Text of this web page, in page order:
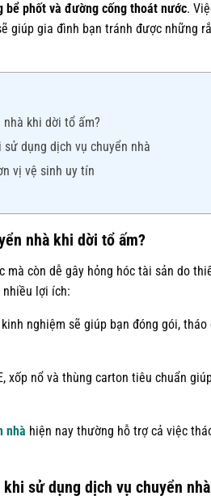
bể phốt và đường cống thoát nước.
giúp gia đình bạn tránh được những
khi dời tổ ấm?
dụng dịch vụ chuyển nhà
vị vệ sinh uy tín
nhà khi dời tổ ấm?
mà còn dễ gây hỏng hóc tài sản do
lợi ích:
nghiệm sẽ giúp bạn đóng gói,
xốp nổ và thùng carton tiêu chuẩn
nhà hiện nay thường hỗ trợ cả việc
sử dụng dịch vụ chuyển nhà